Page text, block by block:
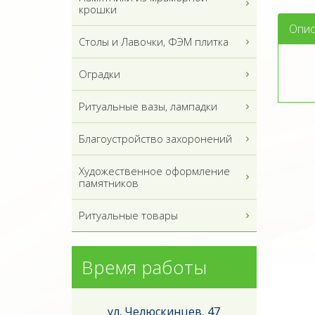
крошки
Столы и Лавочки, ФЭМ плитка
Оградки
Ритуальные вазы, лампадки
Благоустройство захоронений
Художественное оформление
памятников
Ритуальные товары
Время работы
ул. Челюскинцев, 47